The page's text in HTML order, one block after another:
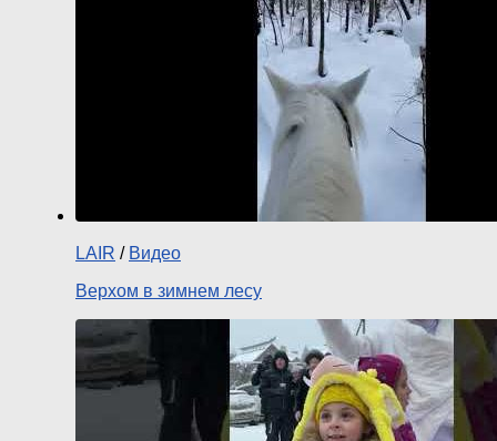
LAIR / Видео
Верхом в зимнем лесу